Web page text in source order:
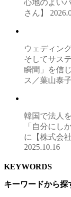
心地のよい
さん】
ウェディン
そしてサス
瞬間」を信
ス／葉山泰
韓国で法人
「自分にし
に【株式会
2025.10.16
KEYWORDS
キーワードから探